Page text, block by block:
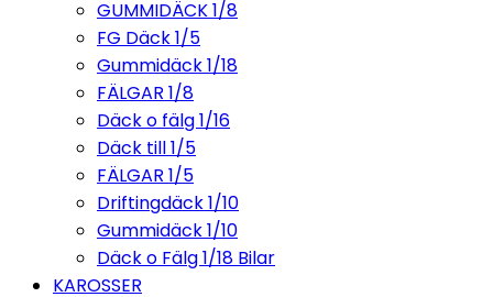
GUMMIDÄCK 1/8
FG Däck 1/5
Gummidäck 1/18
FÄLGAR 1/8
Däck o fälg 1/16
Däck till 1/5
FÄLGAR 1/5
Driftingdäck 1/10
Gummidäck 1/10
Däck o Fälg 1/18 Bilar
KAROSSER